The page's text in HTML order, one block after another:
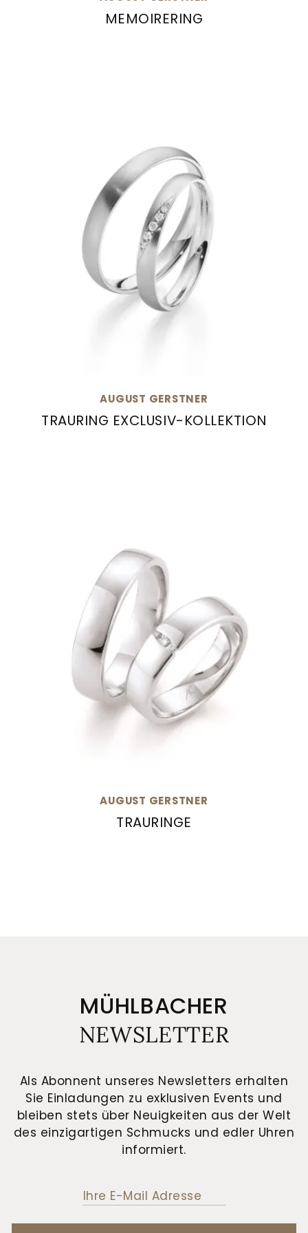
MEMOIRERING
AUGUST GERSTNER
TRAURING EXCLUSIV-KOLLEKTION
AUGUST GERSTNER
TRAURINGE
MÜHLBACHER
NEWSLETTER
Als Abonnent unseres Newsletters erhalten
Sie Einladungen zu exklusiven Events und
bleiben stets über Neuigkeiten aus der Welt
des einzigartigen Schmucks und edler Uhren
informiert.